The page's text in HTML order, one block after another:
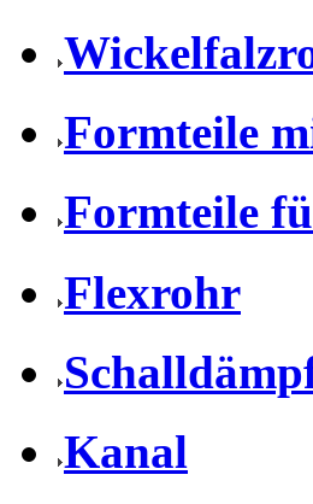
Formteile
Formteile
Flexrohr
Kanal